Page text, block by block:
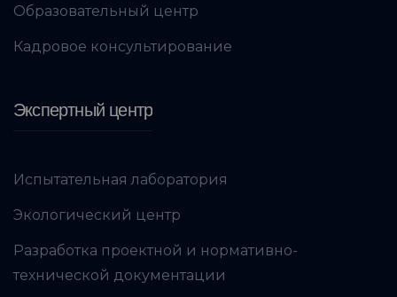
Образовательный центр
Кадровое консультирование
Экспертный центр
Испытательная лаборатория
Экологический центр
Разработка проектной и нормативно-
технической документации